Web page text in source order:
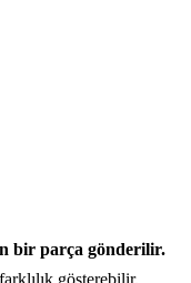
bir parça gönderilir.